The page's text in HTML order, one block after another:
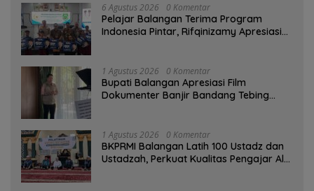
6 Agustus 2026 0 Komentar
Pelajar Balangan Terima Program
Indonesia Pintar, Rifqinizamy Apresiasi
1 Agustus 2026 0 Komentar
Bupati Balangan Apresiasi Film
Dokumenter Banjir Bandang Tebing
1 Agustus 2026 0 Komentar
BKPRMI Balangan Latih 100 Ustadz dan
Ustadzah, Perkuat Kualitas Pengajar Al-